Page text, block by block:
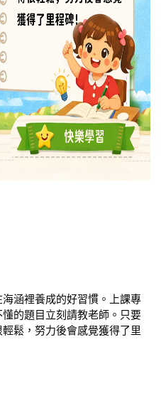
涵裡養成的好習慣。上課專
的題目立刻請教老師。只要
鬆，努力後會感覺獲得了里